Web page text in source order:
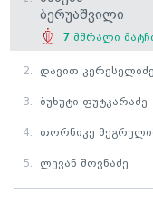
Ბერუაშვილი
7 მშრალი
2. Დავით Კერესელიძე
3. Ბუხუტი Ფუტკარაძე
4. Თორნიკე
5. Ლევან Შოვნაძე